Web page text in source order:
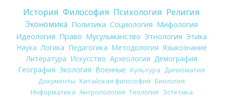
История Философия Психология Религия
Экономика Политика Социология Мифология
Идеология Право Мусульманство Этнология Этика
Наука Логика Педагогика Методология Языкознание
Литература Искусство Археология Демография
География Экология Военные Культура
Дипломатия
Документы Китайская философия Биология
Информатика Антропология Теология Эстетика